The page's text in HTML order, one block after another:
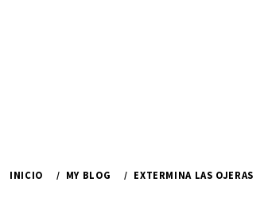
INICIO MY BLOG EXTERMINA LAS OJERAS